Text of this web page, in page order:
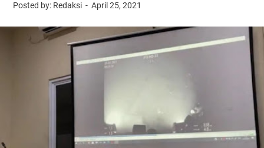
Posted by: Redaksi April 25, 2021